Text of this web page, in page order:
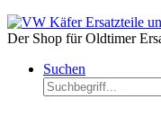
Der Shop für Oldtimer
Suchen